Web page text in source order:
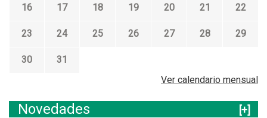
16 17 18 19 20 21 22
23 24 25 26 27 28 29
30
31
Ver calendario mensual
Novedades
[+]